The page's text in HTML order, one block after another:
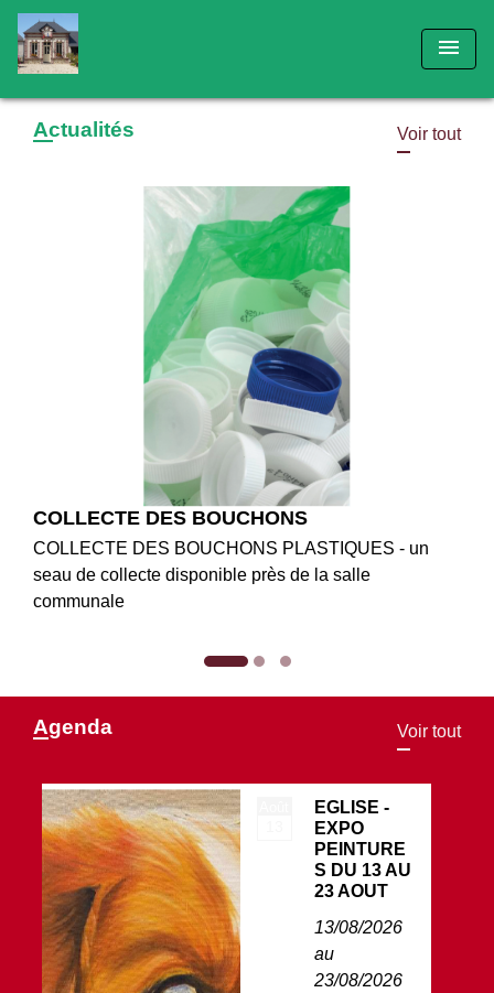
menu
Actualités Voir tout
COLLECTE DES BOUCHONS
COLLECTE DES BOUCHONS PLASTIQUES - un
seau de collecte disponible près de la salle
communale
Agenda Voir tout
EGLISE -
EXPO
PEINTURE
S DU 13 AU
23 AOUT
13/08/2026
au
23/08/2026